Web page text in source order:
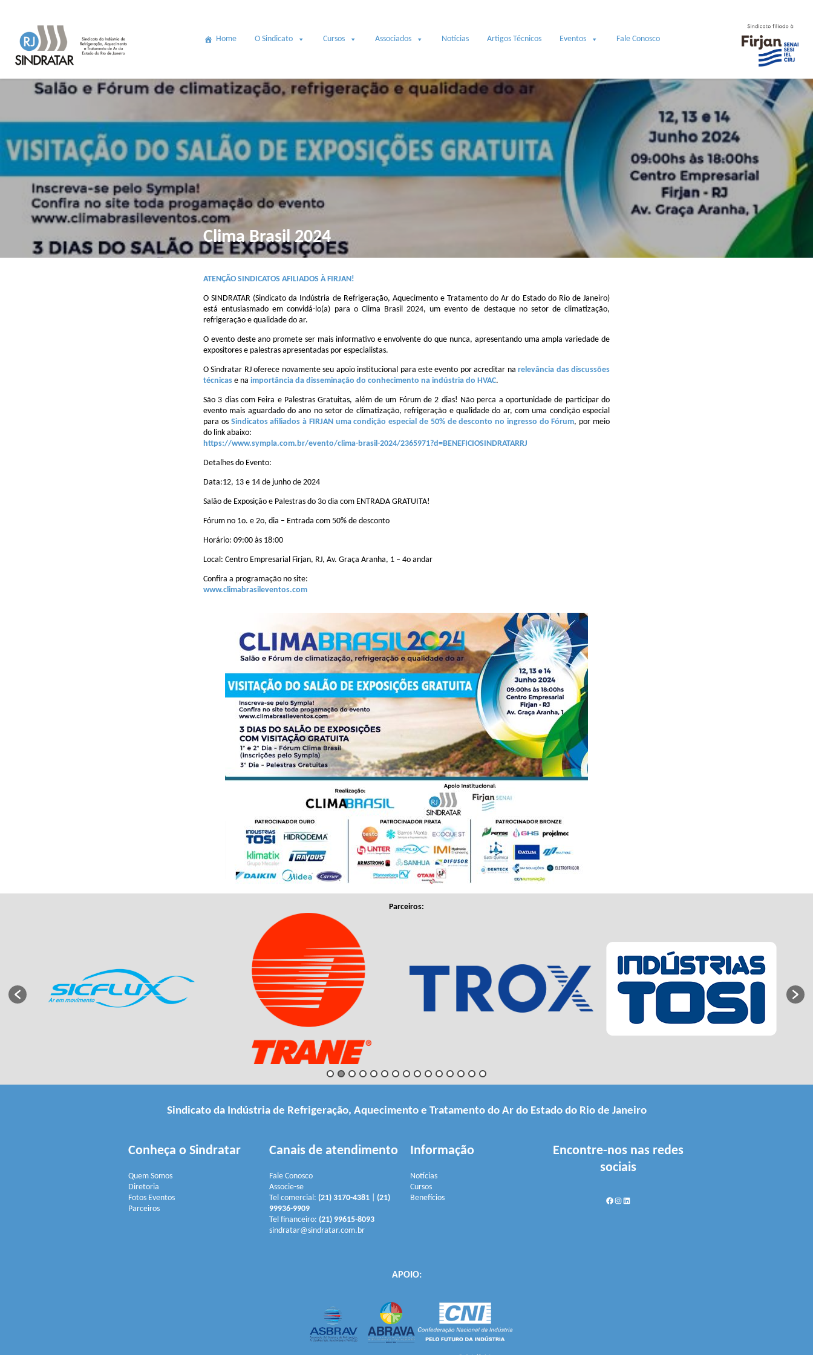
Home O Sindicato Cursos Associados Notícias Artigos Técnicos Eventos Fale Conosco
Clima Brasil 2024
ATENÇÃO SINDICATOS AFILIADOS À FIRJAN!
O SINDRATAR (Sindicato da Indústria de Refrigeração, Aquecimento e Tratamento do Ar do Estado do Rio de Janeiro)
está entusiasmado em convidá-lo(a) para o Clima Brasil 2024, um evento de destaque no setor de climatização,
refrigeração e qualidade do ar.
O evento deste ano promete ser mais informativo e envolvente do que nunca, apresentando uma ampla variedade de
expositores e palestras apresentadas por especialistas.
O Sindratar RJ oferece novamente seu apoio institucional para este evento por acreditar narelevância das discussões
técnicas e na importância da disseminação do conhecimento na indústria do HVAC.
São 3 dias com Feira e Palestras Gratuitas, além de um Fórum de 2 dias! Não perca a oportunidade de participar do
evento mais aguardado do ano no setor de climatização, refrigeração e qualidade do ar, com uma condição especial
para os Sindicatos afiliados à FIRJAN uma condição especial de 50% de desconto no ingresso do Fórum, por meio
do link abaixo:
https://www.sympla.com.br/evento/clima-brasil-2024/2365971?d=BENEFICIOSINDRATARRJ
Detalhes do Evento:
Data:12, 13 e 14 de junho de 2024
Salão de Exposição e Palestras do 3o dia com ENTRADA GRATUITA!
Fórum no 1o. e 2o, dia – Entrada com 50% de desconto
Horário: 09:00 às 18:00
Local: Centro Empresarial Firjan, RJ, Av. Graça Aranha, 1 – 4o andar
Confira a programação no site:
www.climabrasileventos.com
Parceiros:
Sindicato da Indústria de Refrigeração, Aquecimento e Tratamento do Ar do Estado do Rio de Janeiro
Conheça o Sindratar
Quem Somos
Diretoria
Fotos Eventos
Parceiros
Canais de atendimento
Fale Conosco
Associe-se
Tel comercial: (21) 3170-4381
(21)
99936-9909
Tel financeiro: (21) 99615-8093
sindratar@sindratar.com.br
Informação
Notícias
Cursos
Benefícios
Encontre-nos nas redes
sociais
Facebook
Instagram
LinkedIn
APOIO: